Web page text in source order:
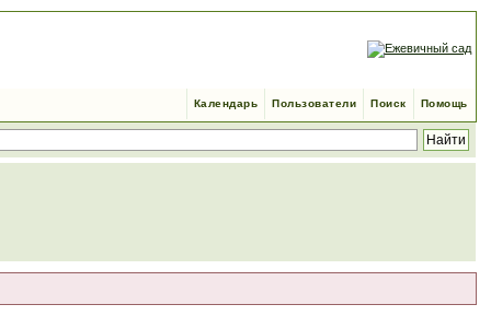
Помощь
Поиск
Пользователи
Календарь